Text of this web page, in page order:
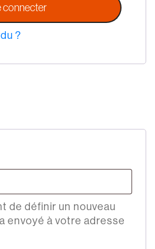
connecter
?
de définir un nouveau
envoyé à votre adresse